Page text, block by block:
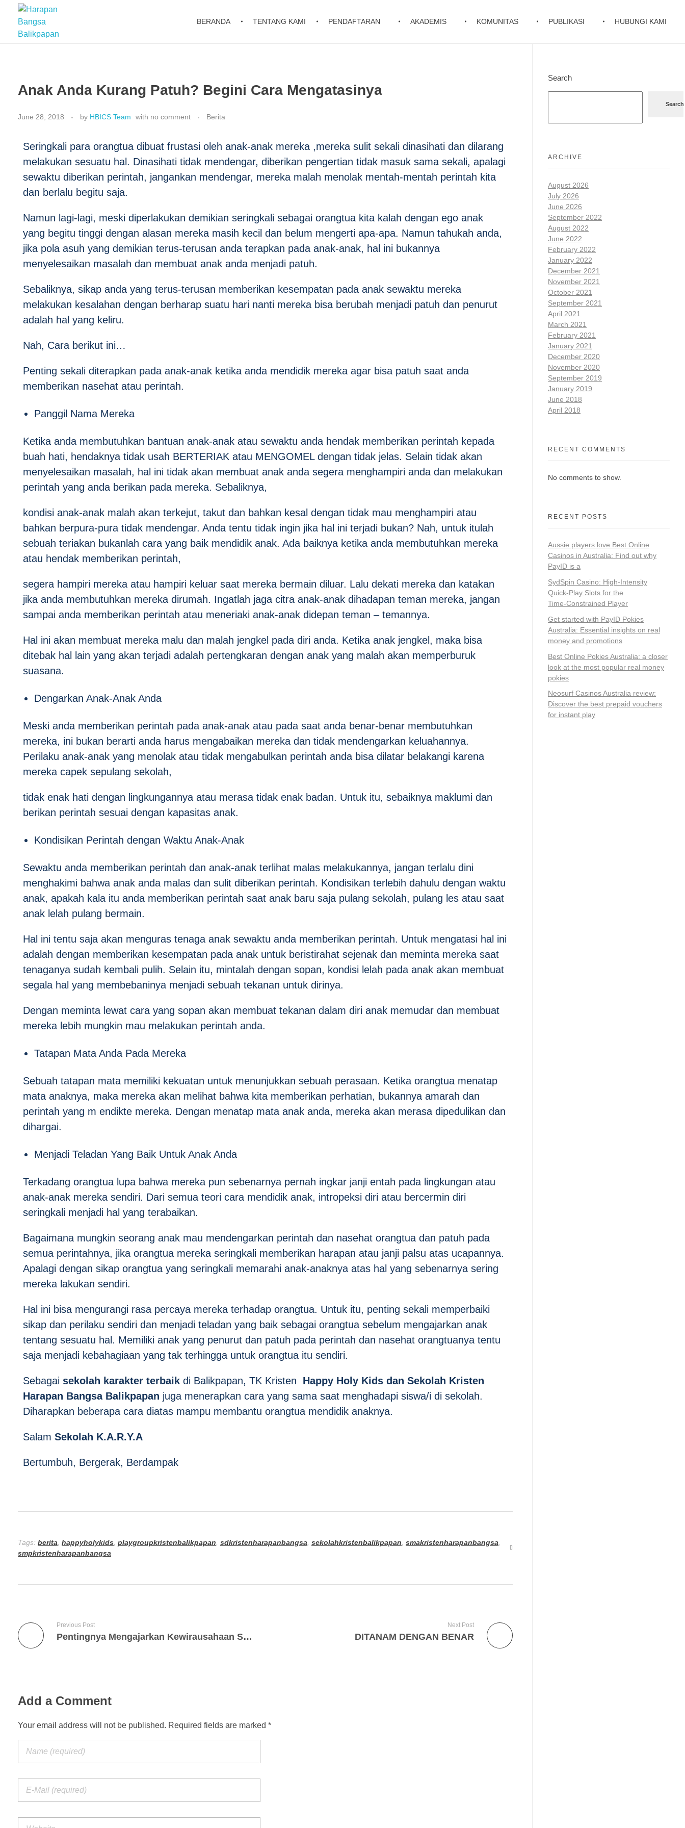
BERANDA TENTANG KAMI PENDAFTARAN AKADEMIS KOMUNITAS PUBLIKASI HUBUNGI KAMI
Anak Anda Kurang Patuh? Begini Cara Mengatasinya
June 28, 2018 by HBICS Team with no comment Berita
Seringkali para orangtua dibuat frustasi oleh anak-anak mereka ,mereka sulit sekali dinasihati dan dilarang
melakukan sesuatu hal. Dinasihati tidak mendengar, diberikan pengertian tidak masuk sama sekali, apalagi
sewaktu diberikan perintah, jangankan mendengar, mereka malah menolak mentah-mentah perintah kita
dan berlalu begitu saja.
Namun lagi-lagi, meski diperlakukan demikian seringkali sebagai orangtua kita kalah dengan ego anak
yang begitu tinggi dengan alasan mereka masih kecil dan belum mengerti apa-apa. Namun tahukah anda,
jika pola asuh yang demikian terus-terusan anda terapkan pada anak-anak, hal ini bukannya
menyelesaikan masalah dan membuat anak anda menjadi patuh.
Sebaliknya, sikap anda yang terus-terusan memberikan kesempatan pada anak sewaktu mereka
melakukan kesalahan dengan berharap suatu hari nanti mereka bisa berubah menjadi patuh dan penurut
adalah hal yang keliru.
Nah, Cara berikut ini…
Penting sekali diterapkan pada anak-anak ketika anda mendidik mereka agar bisa patuh saat anda
memberikan nasehat atau perintah.
Panggil Nama Mereka
Ketika anda membutuhkan bantuan anak-anak atau sewaktu anda hendak memberikan perintah kepada
buah hati, hendaknya tidak usah BERTERIAK atau MENGOMEL dengan tidak jelas. Selain tidak akan
menyelesaikan masalah, hal ini tidak akan membuat anak anda segera menghampiri anda dan melakukan
perintah yang anda berikan pada mereka. Sebaliknya,
kondisi anak-anak malah akan terkejut, takut dan bahkan kesal dengan tidak mau menghampiri atau
bahkan berpura-pura tidak mendengar. Anda tentu tidak ingin jika hal ini terjadi bukan? Nah, untuk itulah
sebuah teriakan bukanlah cara yang baik mendidik anak. Ada baiknya ketika anda membutuhkan mereka
atau hendak memberikan perintah,
segera hampiri mereka atau hampiri keluar saat mereka bermain diluar. Lalu dekati mereka dan katakan
jika anda membutuhkan mereka dirumah. Ingatlah jaga citra anak-anak dihadapan teman mereka, jangan
sampai anda memberikan perintah atau meneriaki anak-anak didepan teman – temannya.
Hal ini akan membuat mereka malu dan malah jengkel pada diri anda. Ketika anak jengkel, maka bisa
ditebak hal lain yang akan terjadi adalah pertengkaran dengan anak yang malah akan memperburuk
suasana.
Dengarkan Anak-Anak Anda
Meski anda memberikan perintah pada anak-anak atau pada saat anda benar-benar membutuhkan
mereka, ini bukan berarti anda harus mengabaikan mereka dan tidak mendengarkan keluahannya.
Perilaku anak-anak yang menolak atau tidak mengabulkan perintah anda bisa dilatar belakangi karena
mereka capek sepulang sekolah,
tidak enak hati dengan lingkungannya atau merasa tidak enak badan. Untuk itu, sebaiknya maklumi dan
berikan perintah sesuai dengan kapasitas anak.
Kondisikan Perintah dengan Waktu Anak-Anak
Sewaktu anda memberikan perintah dan anak-anak terlihat malas melakukannya, jangan terlalu dini
menghakimi bahwa anak anda malas dan sulit diberikan perintah. Kondisikan terlebih dahulu dengan waktu
anak, apakah kala itu anda memberikan perintah saat anak baru saja pulang sekolah, pulang les atau saat
anak lelah pulang bermain.
Hal ini tentu saja akan menguras tenaga anak sewaktu anda memberikan perintah. Untuk mengatasi hal ini
adalah dengan memberikan kesempatan pada anak untuk beristirahat sejenak dan meminta mereka saat
tenaganya sudah kembali pulih. Selain itu, mintalah dengan sopan, kondisi lelah pada anak akan membuat
segala hal yang membebaninya menjadi sebuah tekanan untuk dirinya.
Dengan meminta lewat cara yang sopan akan membuat tekanan dalam diri anak memudar dan membuat
mereka lebih mungkin mau melakukan perintah anda.
Tatapan Mata Anda Pada Mereka
Sebuah tatapan mata memiliki kekuatan untuk menunjukkan sebuah perasaan. Ketika orangtua menatap
mata anaknya, maka mereka akan melihat bahwa kita memberikan perhatian, bukannya amarah dan
perintah yang m endikte mereka. Dengan menatap mata anak anda, mereka akan merasa dipedulikan dan
dihargai.
Menjadi Teladan Yang Baik Untuk Anak Anda
Terkadang orangtua lupa bahwa mereka pun sebenarnya pernah ingkar janji entah pada lingkungan atau
anak-anak mereka sendiri. Dari semua teori cara mendidik anak, intropeksi diri atau bercermin diri
seringkali menjadi hal yang terabaikan.
Bagaimana mungkin seorang anak mau mendengarkan perintah dan nasehat orangtua dan patuh pada
semua perintahnya, jika orangtua mereka seringkali memberikan harapan atau janji palsu atas ucapannya.
Apalagi dengan sikap orangtua yang seringkali memarahi anak-anaknya atas hal yang sebenarnya sering
mereka lakukan sendiri.
Hal ini bisa mengurangi rasa percaya mereka terhadap orangtua. Untuk itu, penting sekali memperbaiki
sikap dan perilaku sendiri dan menjadi teladan yang baik sebagai orangtua sebelum mengajarkan anak
tentang sesuatu hal. Memiliki anak yang penurut dan patuh pada perintah dan nasehat orangtuanya tentu
saja menjadi kebahagiaan yang tak terhingga untuk orangtua itu sendiri.
Sebagai sekolah karakter terbaik di Balikpapan, TK Kristen
Happy Holy Kids dan Sekolah Kristen
Harapan Bangsa Balikpapan juga menerapkan cara yang sama saat menghadapi siswa/i di sekolah.
Diharapkan beberapa cara diatas mampu membantu orangtua mendidik anaknya.
Salam Sekolah K.A.R.Y.A
Bertumbuh, Bergerak, Berdampak
Tags: berita happyholykids playgroupkristenbalikpapan sdkristenharapanbangsa sekolahkristenbalikpapan smakristenharapanbangsa
smpkristenharapanbangsa
Previous Post
Pentingnya Mengajarkan Kewirausahaan Sejak Dini
Next Post
DITANAM DENGAN BENAR
Add a Comment
Your email address will not be published. Required fields are marked *
Search
Search
ARCHIVE
August 2026
July 2026
June 2026
September 2022
August 2022
June 2022
February 2022
January 2022
December 2021
November 2021
October 2021
September 2021
April 2021
March 2021
February 2021
January 2021
December 2020
November 2020
September 2019
January 2019
June 2018
April 2018
RECENT COMMENTS
No comments to show.
RECENT POSTS
Aussie players love Best Online
Casinos in Australia: Find out why
PayID is a
SydSpin Casino: High‑Intensity
Quick‑Play Slots for the
Time‑Constrained Player
Get started with PayID Pokies
Australia: Essential insights on real
money and promotions
Best Online Pokies Australia: a closer
look at the most popular real money
pokies
Neosurf Casinos Australia review:
Discover the best prepaid vouchers
for instant play